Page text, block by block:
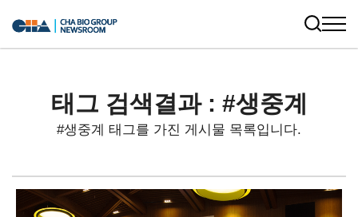
태그 검색결과 : #생중계
#생중계 태그를 가진 게시물 목록입니다.